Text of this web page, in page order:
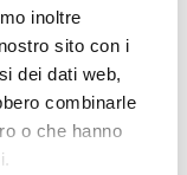
inoltre
sito con i
dei dati web,
combinarle
o che hanno